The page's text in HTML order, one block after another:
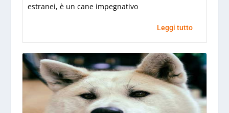
estranei, è un cane impegnativo
Leggi tutto